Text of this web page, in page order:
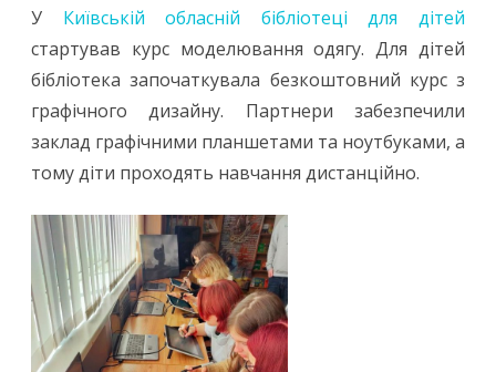
У Київській обласній бібліотеці для дітей
стартував курс моделювання одягу. Для дітей
бібліотека започаткувала безкоштовний курс з
графічного дизайну. Партнери забезпечили
заклад графічними планшетами та ноутбуками, а
тому діти проходять навчання дистанційно.